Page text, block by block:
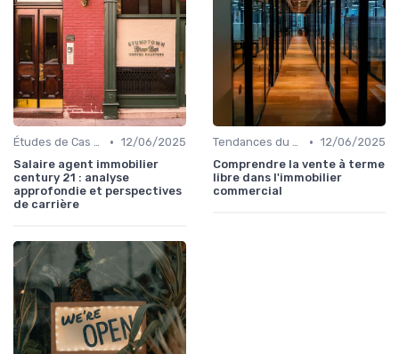
Études de Cas et Exemples de Réussite • 12/06/2025
Salaire agent immobilier
century 21 : analyse
approfondie et perspectives
de carrière
Tendances du Marché Immobilier Commercial • 12/06/2025
Comprendre la vente à terme
libre dans l'immobilier
commercial